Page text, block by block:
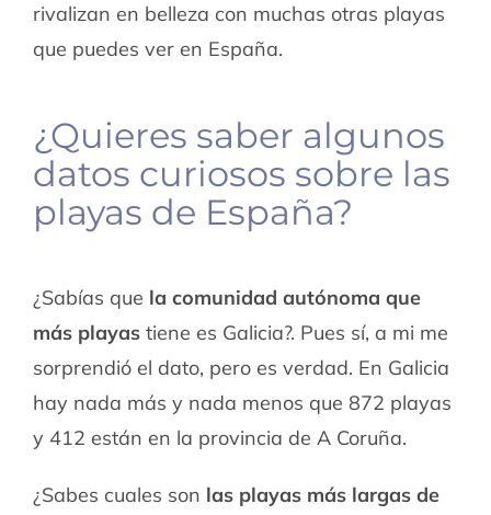
rivalizan en belleza con muchas otras playas
que puedes ver en España.
¿Quieres saber algunos
datos curiosos sobre las
playas de España?
¿Sabías que la comunidad autónoma que
más playastiene es Galicia?. Pues sí, a mi me
sorprendió el dato, pero es verdad. En Galicia
hay nada más y nada menos que 872 playas
y 412 están en la provincia de A Coruña.
¿Sabes cuales son las playas más largas de